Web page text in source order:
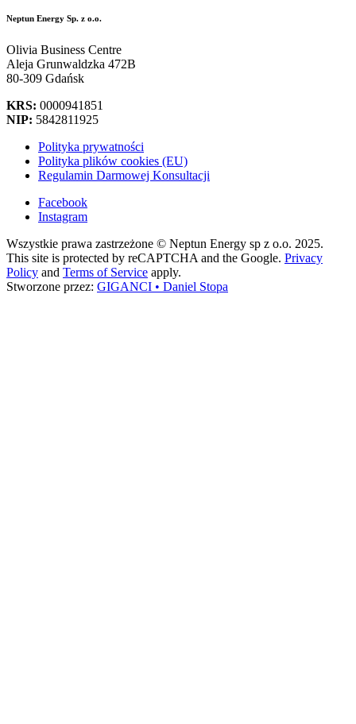
Neptun Energy Sp. z o.o.
Olivia Business Centre
Aleja Grunwaldzka 472B
80-309 Gdańsk
KRS: 0000941851
NIP: 5842811925
Polityka prywatności
Polityka plików cookies (EU)
Regulamin Darmowej Konsultacji
Facebook
Instagram
Wszystkie prawa zastrzeżone © Neptun Energy sp z o.o. 2025.
This site is protected by reCAPTCHA and the Google. Privacy
Policy and Terms of Service apply.
Stworzone przez: GIGANCI • Daniel Stopa